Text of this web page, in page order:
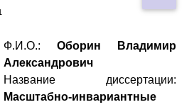
Ф.И.О.: Оборин Владимир
Александрович
Название диссертации:
Масштабно-инвариантные